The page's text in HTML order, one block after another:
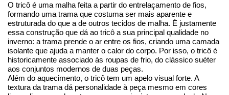
O tricô é uma malha feita a partir do entrelaçamento de fios,
formando uma trama que costuma ser mais aparente e
estruturada do que a de outros tecidos de malha. É justamente
essa construção que dá ao tricô a sua principal qualidade no
inverno: a trama prende o ar entre os fios, criando uma camada
isolante que ajuda a manter o calor do corpo. Por isso, o tricô é
historicamente associado às roupas de frio, do clássico suéter
aos conjuntos modernos de duas peças.
Além do aquecimento, o tricô tem um apelo visual forte. A
textura da trama dá personalidade à peça mesmo em cores